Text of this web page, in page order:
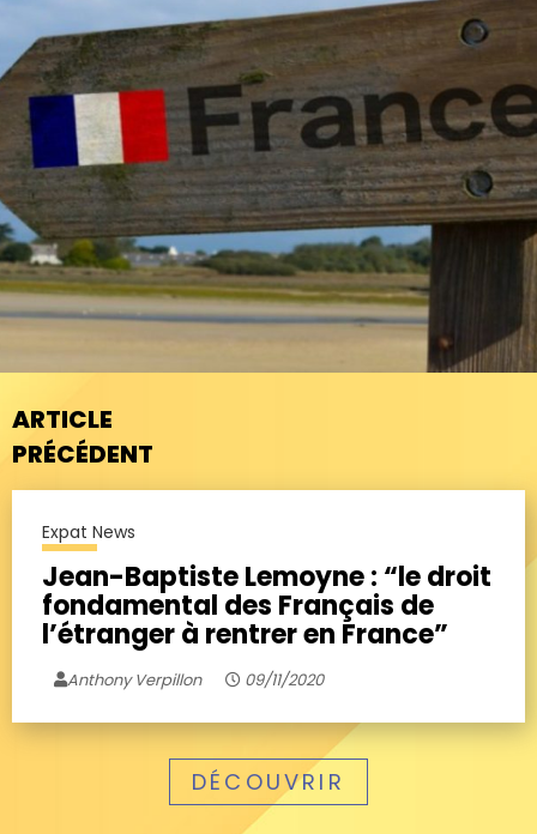
ARTICLE
PRÉCÉDENT
Expat News
Jean-Baptiste Lemoyne : “le droit
fondamental des Français de
l’étranger à rentrer en France”
Anthony Verpillon 09/11/2020
DÉCOUVRIR